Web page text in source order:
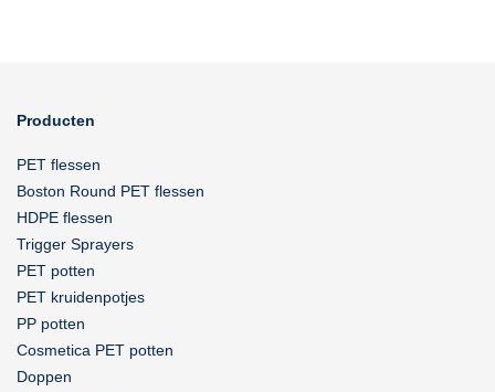
Producten
PET flessen
Boston Round PET flessen
HDPE flessen
Trigger Sprayers
PET potten
PET kruidenpotjes
PP potten
Cosmetica PET potten
Doppen